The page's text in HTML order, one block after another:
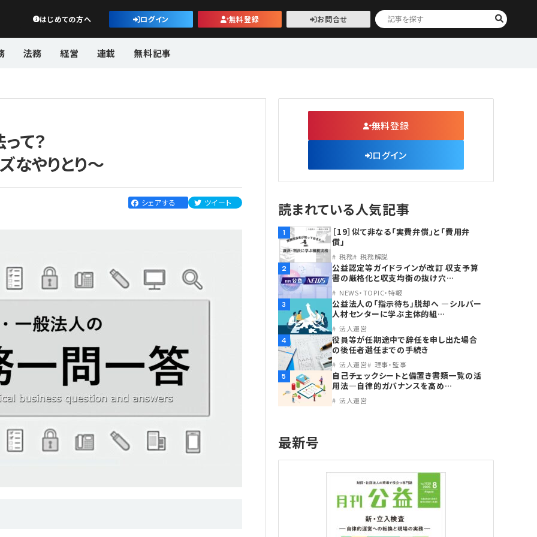
公益・一般法人オンライン
はじめての方へ ログイン 無料登録 お問合せ
法務 経営 連載 無料記事
て？
なやりとり〜
シェアする ツイート
無料登録
ログイン
読まれている人気記事
1
［19］似て非なる「実費弁償」と「費用弁
償」
税務 税務解説
2
公益認定等ガイドラインが改訂 収支予算
書の厳格化と収支均衡の抜け穴…
NEWS・TOPIC・特報
3
公益法人の「指示待ち」脱却へ ―シルバー
人材センターに学ぶ主体的組…
法人運営
4
役員等が任期途中で辞任を申し出た場合
の後任者選任までの手続き
法人運営 理事・監事
5
自己チェックシートと備置き書類一覧の活
用法―自律的ガバナンスを高め…
法人運営
最新号